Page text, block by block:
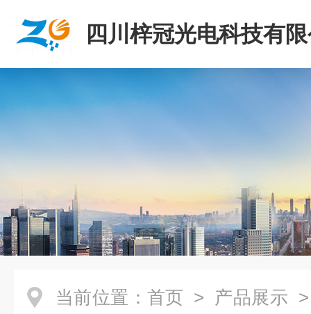
四川梓冠光电科技有
当前位置： 首页 > 产品展示